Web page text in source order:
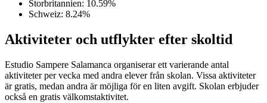
Storbritannien: 10.59%
Schweiz: 8.24%
Aktiviteter och utflykter efter skoltid
Estudio Sampere Salamanca organiserar ett varierande antal
aktiviteter per vecka med andra elever från skolan. Vissa aktiviteter
är gratis, medan andra är möjliga för en liten avgift. Skolan erbjuder
också en gratis välkomstaktivitet.